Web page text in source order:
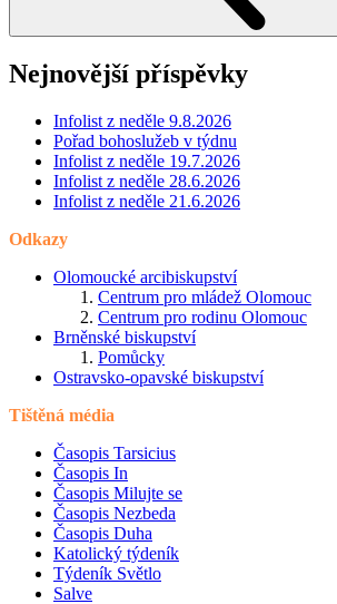
Nejnovější příspěvky
Infolist z neděle 9.8.2026
Pořad bohoslužeb v týdnu
Infolist z neděle 19.7.2026
Infolist z neděle 28.6.2026
Infolist z neděle 21.6.2026
Odkazy
Olomoucké arcibiskupství
Centrum pro mládež Olomouc
Centrum pro rodinu Olomouc
Brněnské biskupství
Pomůcky
Ostravsko-opavské biskupství
Tištěná média
Časopis Tarsicius
Časopis In
Časopis Milujte se
Časopis Nezbeda
Časopis Duha
Katolický týdeník
Týdeník Světlo
Salve